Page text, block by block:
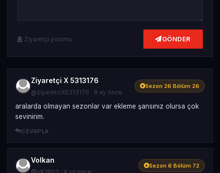
Ziyaretçi yorumu GÖNDER
Ziyaretçi X 5313176
@ziyaretciX5313176 · 9 ay önce
Sezon 26 Bölüm 26
aralarda olmayan sezonlar var ekleme şansınız olursa çok
sevinirim.
CEVAPLA
Volkan
Sezon 6 Bölüm 72